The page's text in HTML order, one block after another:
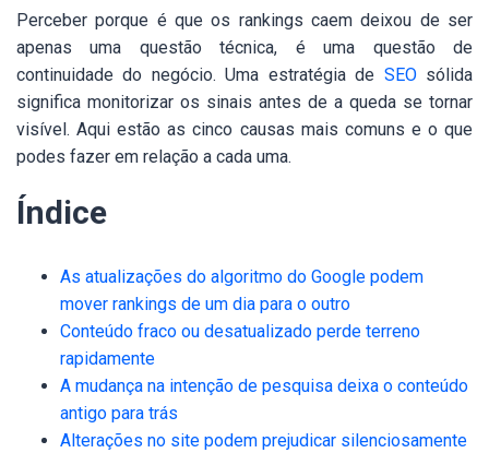
Perceber porque é que os rankings caem deixou de ser
apenas uma questão técnica, é uma questão de
continuidade do negócio. Uma estratégia de SEOsólida
significa monitorizar os sinais antes de a queda se tornar
visível. Aqui estão as cinco causas mais comuns e o que
podes fazer em relação a cada uma.
Índice
As atualizações do algoritmo do Google podem
mover rankings de um dia para o outro
Conteúdo fraco ou desatualizado perde terreno
rapidamente
A mudança na intenção de pesquisa deixa o conteúdo
antigo para trás
Alterações no site podem prejudicar silenciosamente